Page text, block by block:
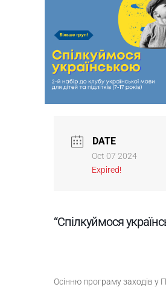
DATE
Oct 07 2024
Expired!
“Спілкуймося
Осінню програму заходів у